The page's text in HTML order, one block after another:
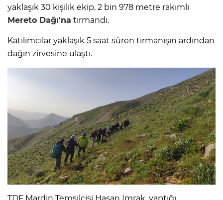
yaklaşık 30 kişilik ekip, 2 bin 978 metre rakımlı
Mereto Dağı'na tırmandı.
Katılımcılar yaklaşık 5 saat süren tırmanışın ardından
dağın zirvesine ulaştı.
TDF Mardin Temsilcisi Hasan İmrak, yaptığı